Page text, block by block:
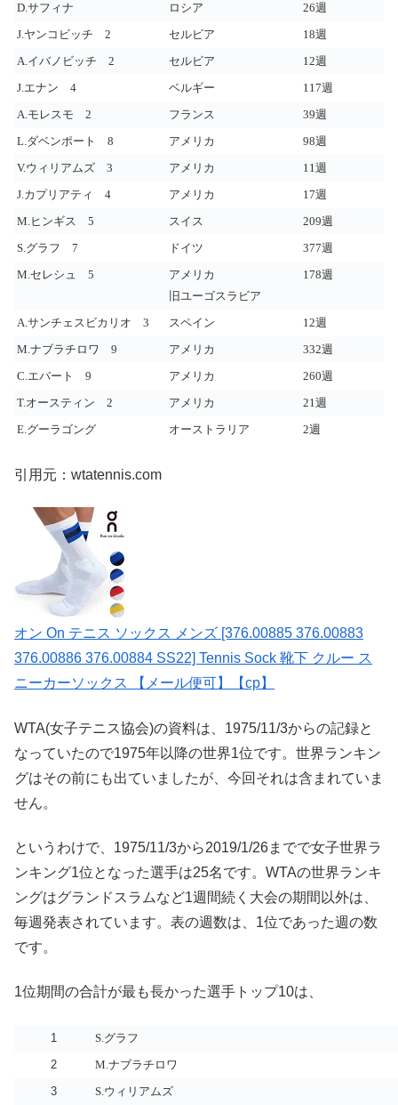
D.サフィナ ロシア 26週
J.ヤンコビッチ 2 セルビア 18週
A.イバノビッチ 2 セルビア 12週
J.エナン 4 ベルギー 117週
A.モレスモ 2 フランス 39週
L.ダベンポート 8 アメリカ 98週
V.ウィリアムズ 3 アメリカ 11週
J.カプリアティ 4 アメリカ 17週
M.ヒンギス 5 スイス 209週
S.グラフ 7 ドイツ 377週
M.セレシュ 5
アメリカ
旧ユーゴスラビア
178週
A.サンチェスビカリオ 3 スペイン 12週
M.ナブラチロワ 9 アメリカ 332週
C.エバート 9 アメリカ 260週
T.オースティン 2 アメリカ 21週
E.グーラゴング オーストラリア 2週
引用元：wtatennis.com
オン On テニス ソックス メンズ [376.00885 376.00883
376.00886 376.00884 SS22] Tennis Sock 靴下 クルー ス
ニーカーソックス 【メール便可】【cp】
WTA(女子テニス協会)の資料は、1975/11/3からの記録と
なっていたので1975年以降の世界1位です。世界ランキン
グはその前にも出ていましたが、今回それは含まれていま
せん。
というわけで、1975/11/3から2019/1/26までで女子世界ラ
ンキング1位となった選手は25名です。WTAの世界ランキ
ングはグランドスラムなど1週間続く大会の期間以外は、
毎週発表されています。表の週数は、1位であった週の数
です。
1位期間の合計が最も長かった選手トップ10は、
1 S.グラフ
2 M.ナブラチロワ
3 S.ウィリアムズ